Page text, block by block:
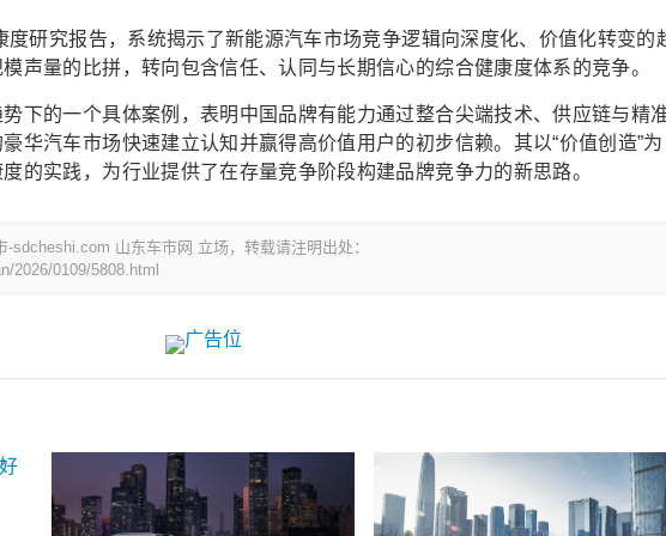
度研究报告，系统揭示了新能源汽车市场竞争逻辑向深度化、价值化转变的
声量的比拼，转向包含信任、认同与长期信心的综合健康度体系的竞争。
下的一个具体案例，表明中国品牌有能力通过整合尖端技术、供应链与精
华汽车市场快速建立认知并赢得高价值用户的初步信赖。其以“价值创造”为
的实践，为行业提供了在存量竞争阶段构建品牌竞争力的新思路。
sdcheshi.com 山东车市网 立场，转载请注明出处：
2026/0109/5808.html